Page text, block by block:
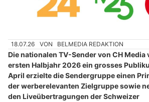
18.07.26 VON BELMEDIA REDAKTION
Die nationalen TV-Sender von CH Media
ersten Halbjahr 2026 ein grosses
April erzielte die Sendergruppe einen
der werberelevanten Zielgruppe sowie
den Liveübertragungen der Schweizer